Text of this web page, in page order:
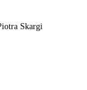
Skargi